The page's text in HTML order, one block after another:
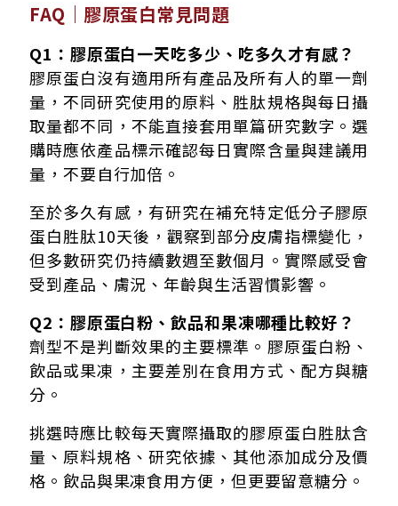
FAQ｜膠原蛋白常見問題
Q1：膠原蛋白一天吃多少、吃多久才有感？
膠原蛋白沒有適用所有產品及所有人的單一劑
量，不同研究使用的原料、胜肽規格與每日攝
取量都不同，不能直接套用單篇研究數字。選
購時應依產品標示確認每日實際含量與建議用
量，不要自行加倍。
至於多久有感，有研究在補充特定低分子膠原
蛋白胜肽10天後，觀察到部分皮膚指標變化，
但多數研究仍持續數週至數個月。實際感受會
受到產品、膚況、年齡與生活習慣影響。
Q2：膠原蛋白粉、飲品和果凍哪種比較好？
劑型不是判斷效果的主要標準。膠原蛋白粉、
飲品或果凍，主要差別在食用方式、配方與糖
分。
挑選時應比較每天實際攝取的膠原蛋白胜肽含
量、原料規格、研究依據、其他添加成分及價
格。飲品與果凍食用方便，但更要留意糖分。